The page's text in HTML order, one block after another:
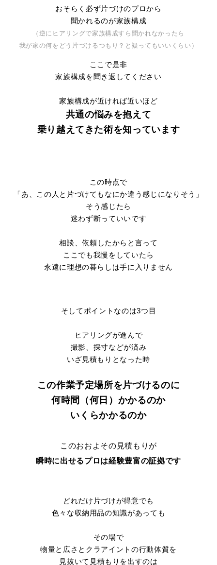
おそらく必ず片づけのプロから
聞かれるのが家族構成
（逆にヒアリングで家族構成すら聞かれなかったら
我が家の何をどう片づけるつもり？と疑ってもいいくらい）
ここで是非
家族構成を聞き返してください
家族構成が近ければ近いほど
共通の悩みを抱えて
乗り越えてきた術を知っています
この時点で
「あ、この人と片づけてもなにか違う感じになりそう」
そう感じたら
迷わず断っていいです
相談、依頼したからと言って
ここでも我慢をしていたら
永遠に理想の暮らしは手に入りません
そしてポイントなのは3つ目
ヒアリングが進んで
撮影、採寸などが済み
いざ見積もりとなった時
この作業予定場所を片づけるのに
何時間（何日）かかるのか
いくらかかるのか
このおおよその見積もりが
瞬時に出せるプロは経験豊富の証拠です
どれだけ片づけが得意でも
色々な収納用品の知識があっても
その場で
物量と広さとクラアイントの行動体質を
見抜いて見積もりを出すのは